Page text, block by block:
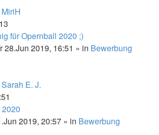
MiriH
für Opernball 2020 ;)
28.Jun 2019, 16:51 » in Bewerbung
Sarah E. J.
2019, 20:57 » in Bewerbung